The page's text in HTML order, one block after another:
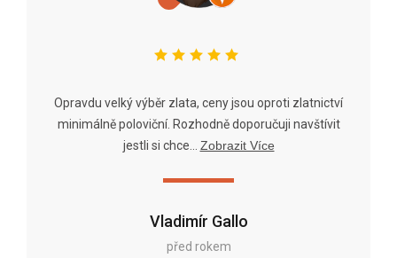
Vladimír Gallo
před rokem
Opravdu velký výběr zlata, ceny jsou oproti zlatnictví
minimálně poloviční. Rozhodně doporučuji navštívit
jestli si chce...
Zobrazit Více